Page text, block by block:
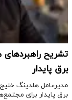
تشریح
برق پایدار
مدیرعامل هلدینگ
برق پایدار برای